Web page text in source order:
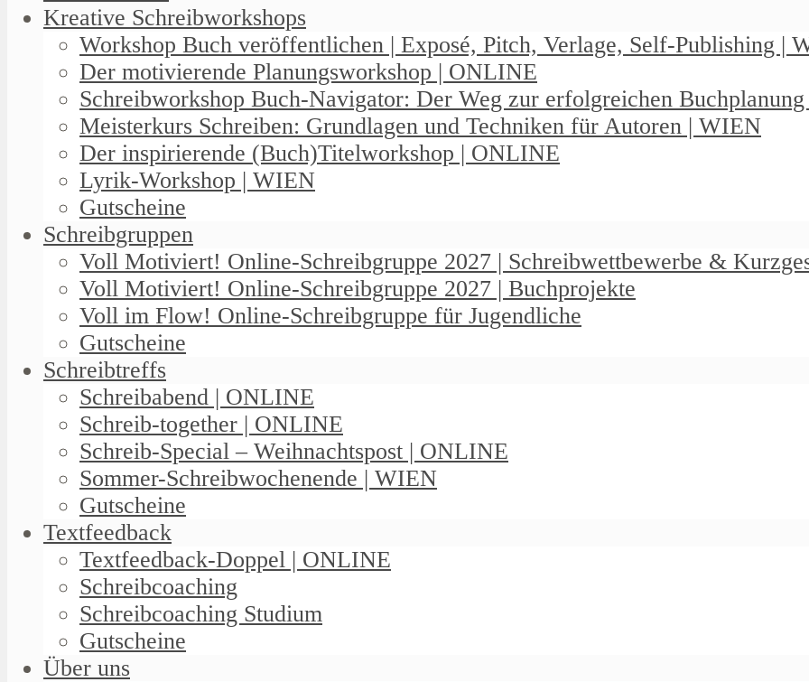
Kreative Schreibworkshops
Workshop Buch veröffentlichen | Exposé, Pitch, Verlage, Self-Publishing |
Der motivierende Planungsworkshop | ONLINE
Schreibworkshop Buch-Navigator: Der Weg zur erfolgreichen
Meisterkurs Schreiben: Grundlagen und Techniken für Autoren | WIEN
Der inspirierende (Buch)Titelworkshop | ONLINE
Lyrik-Workshop | WIEN
Gutscheine
Schreibgruppen
Voll Motiviert! Online-Schreibgruppe 2027 | Schreibwettbewerbe &
Voll Motiviert! Online-Schreibgruppe 2027 | Buchprojekte
Voll im Flow! Online-Schreibgruppe für Jugendliche
Gutscheine
Schreibtreffs
Schreibabend | ONLINE
Schreib-together | ONLINE
Schreib-Special – Weihnachtspost | ONLINE
Sommer-Schreibwochenende | WIEN
Gutscheine
Textfeedback
Textfeedback-Doppel | ONLINE
Schreibcoaching
Schreibcoaching Studium
Gutscheine
Über uns